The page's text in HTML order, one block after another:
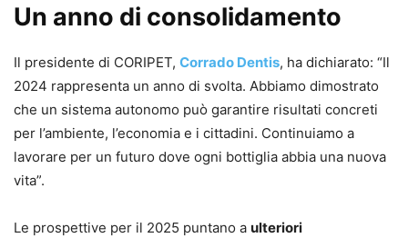
Un anno di consolidamento
Il presidente di CORIPET, Corrado Dentis, ha dichiarato: “Il
2024 rappresenta un anno di svolta. Abbiamo dimostrato
che un sistema autonomo può garantire risultati concreti
per l’ambiente, l’economia e i cittadini. Continuiamo a
lavorare per un futuro dove ogni bottiglia abbia una nuova
vita”.
Le prospettive per il 2025 puntano a ulteriori